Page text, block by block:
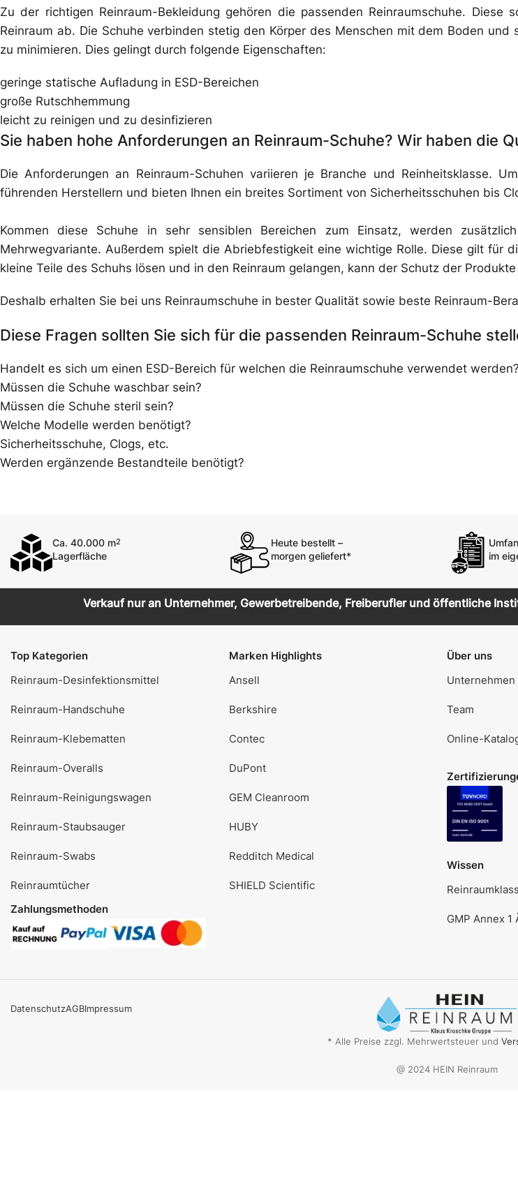
Zu der richtigen Reinraum-Bekleidung gehören die passenden Reinraumschuhe.
Reinraum ab. Die Schuhe verbinden stetig den Körper des Menschen mit dem Boden
zu minimieren. Dies gelingt durch folgende Eigenschaften:
geringe statische Aufladung in ESD-Bereichen
große Rutschhemmung
leicht zu reinigen und zu desinfizieren
Sie haben hohe Anforderungen an Reinraum-Schuhe? Wir haben die
Die Anforderungen an Reinraum-Schuhen variieren je Branche und Reinheitsklasse.
führenden Herstellern und bieten Ihnen ein breites Sortiment von Sicherheitsschuhen bis
Kommen diese Schuhe in sehr sensiblen Bereichen zum Einsatz, werden
Mehrwegvariante. Außerdem spielt die Abriebfestigkeit eine wichtige Rolle. Diese gilt für
kleine Teile des Schuhs lösen und in den Reinraum gelangen, kann der Schutz der
Deshalb erhalten Sie bei uns Reinraumschuhe in bester Qualität sowie beste Reinraum-
Diese Fragen sollten Sie sich für die passenden Reinraum-Schuhe
Handelt es sich um einen ESD-Bereich für welchen die Reinraumschuhe verwendet werden?
Müssen die Schuhe waschbar sein?
Müssen die Schuhe steril sein?
Welche Modelle werden benötigt?
Sicherheitsschuhe, Clogs, etc.
Werden ergänzende Bestandteile benötigt?
Ca. 40.000 m2
Lagerfläche
Heute bestellt –
morgen geliefert*
im
Verkauf nur an Unternehmer, Gewerbetreibende, Freiberufler und öffentliche
Top Kategorien
Reinraum-Desinfektionsmittel
Reinraum-Handschuhe
Reinraum-Klebematten
Reinraum-Overalls
Reinraum-Reinigungswagen
Reinraum-Staubsauger
Reinraum-Swabs
Reinraumtücher
Zahlungsmethoden
Marken Highlights
Ansell
Berkshire
Contec
DuPont
GEM Cleanroom
HUBY
Redditch Medical
SHIELD Scientific
Über uns
Unternehmen
Team
Online-
Wissen
GMP Annex 1
DatenschutzAGBImpressum
* Alle Preise zzgl. Mehrwertsteuer und
@ 2024 HEIN Reinraum